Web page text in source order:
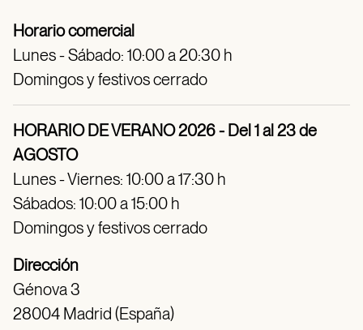
Horario comercial
Lunes - Sábado: 10:00 a 20:30 h
Domingos y festivos cerrado
HORARIO DE VERANO 2026 - Del 1 al 23 de
AGOSTO
Lunes - Viernes: 10:00 a 17:30 h
Sábados: 10:00 a 15:00 h
Domingos y festivos cerrado
Dirección
Génova 3
28004 Madrid (España)